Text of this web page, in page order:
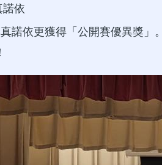
諾依
諾依更獲得「公開賽優異獎」